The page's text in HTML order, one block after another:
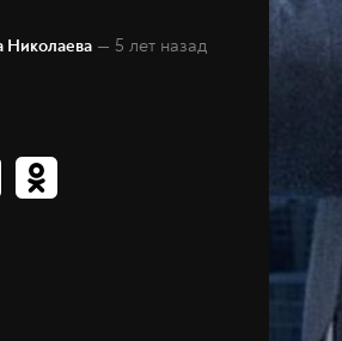
Николаева — 5 лет назад